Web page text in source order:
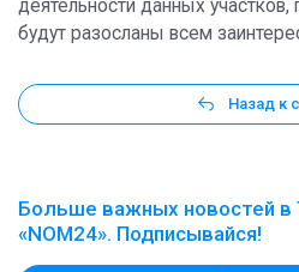
деятельности данных
будут разосланы всем
Назад к
Больше важных новостей в
«NOM24». Подписывайся!